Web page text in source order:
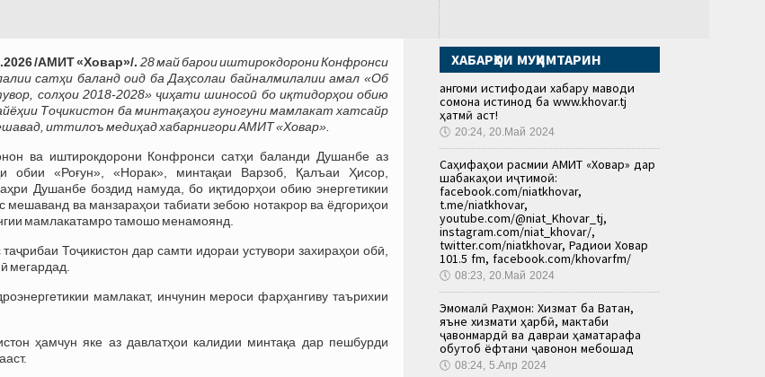
/АМИТ «Ховар»/. 28 май барои иштирокдорони Конфронси
сатҳи баланд оид ба Даҳсолаи байналмилалии амал «Об
солҳои 2018-2028» ҷиҳати шиносоӣ бо иқтидорҳои обию
Тоҷикистон ба минтақаҳои гуногуни мамлакат хатсайр
иттилоъ медиҳад хабарнигори АМИТ «Ховар».
ва иштирокдорони Конфронси сатҳи баланди Душанбе аз
обии «Роғун», «Норак», минтақаи Варзоб, Қалъаи Ҳисор,
Душанбе боздид намуда, бо иқтидорҳои обию энергетикии
мешаванд ва манзараҳои табиати зебою нотакрор ва ёдгориҳои
мамлакатамро тамошо менамоянд.
Тоҷикистон дар самти идораи устувори захираҳои обӣ,
мегардад.
мамлакат, инчунин мероси фарҳангиву таърихии
ҳамчун яке аз давлатҳои калидии минтақа дар пешбурди
ХАБАРҲОИ МУҲИМТАРИН
Ҳангоми истифодаи хабару маводи
сомона истинод ба www.khovar.tj
ҳатмӣ аст!
🕔 20:24, 20.Май 2024
Саҳифаҳои расмии АМИТ «Ховар» дар
шабакаҳои иҷтимоӣ:
facebook.com/niatkhovar,
t.me/niatkhovar,
youtube.com/@niat_Khovar_tj,
instagram.com/niat_khovar/,
twitter.com/niatkhovar, Радиои Ховар
101.5 fm, facebook.com/khovarfm/
🕔 08:23, 20.Май 2024
Эмомалӣ Раҳмон: Хизмат ба Ватан,
яъне хизмати ҳарбӣ, мактаби
ҷавонмардӣ ва давраи ҳаматарафа
обутоб ёфтани ҷавонон мебошад
🕔 08:24, 5.Апр 2024